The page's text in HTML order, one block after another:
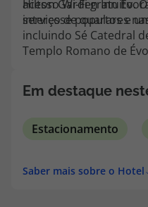
acesso Wi-Fi gratuito.
serviço de quartos e
Hilton Garden Inn
interesse populares
incluindo Sé Catedral
Templo Romano de
Em destaque
Estacionamento
Saber mais sobre o Hotel